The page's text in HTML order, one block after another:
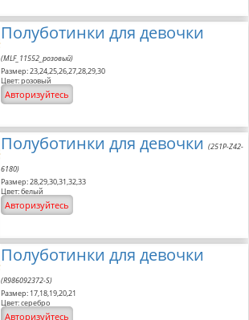
Полуботинки для девочки
(MLF_11552_розовый)
Размер: 23,24,25,26,27,28,29,30
Цвет: розовый
Авторизуйтесь
Полуботинки для девочки (251P-Z42-
6180)
Размер: 28,29,30,31,32,33
Цвет: белый
Авторизуйтесь
Полуботинки для девочки
(R986092372-S)
Размер: 17,18,19,20,21
Цвет: серебро
Авторизуйтесь